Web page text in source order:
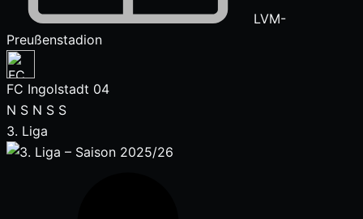
LVM-
Preußenstadion
FC Ingolstadt 04
N S N S S
3. Liga